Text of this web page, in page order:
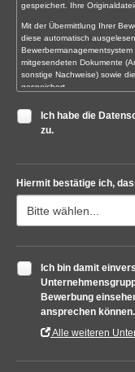
gespeichert. Ihre
Mit der Übermittlung Ihrer
diese automatisch
mitgesendeten Dokumente
sonstige Nachweise) sowie
gespeichert.
Sollten Sie uns Ihre
dem Postweg übermitteln,
sie anschließend ebenfalls in
Sie sind allein für den Inhalt
stellen Sie sicher, dass Sie
Informationen über
Informationen über
politische, religiöse
diffamierende oder
Ihrer Bewerbung
Ich habe die
zu.
Hiermit bestätige ich,
Ich bin damit
Bewerbung
ansprechen können.
Alle weiteren